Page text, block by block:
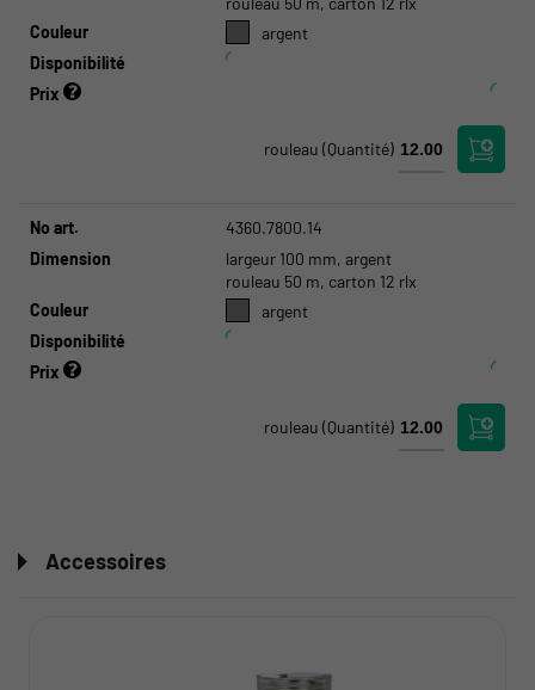
Couleur
argent
Disponibilité
Prix
rouleau (Quantité)
No art.
4360.7800.14
Dimension
largeur 100 mm, argent
rouleau 50 m, carton 12 rlx
Couleur
argent
Disponibilité
Prix
rouleau (Quantité)
Accessoires